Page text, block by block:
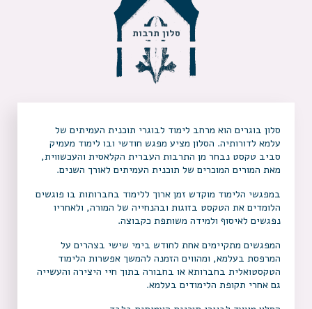
סלון תרבות
סלון בוגרים הוא מרחב לימוד לבוגרי תוכנית העמיתים של
עלמא לדורותיה. הסלון מציע מפגש חודשי ובו לימוד מעמיק
סביב טקסט נבחר מן התרבות העברית הקלאסית והעכשווית,
מאת המורים המוכרים של תוכנית העמיתים לאורך השנים.
במפגשי הלימוד מוקדש זמן ארוך ללימוד בחברותות בו פוגשים
הלומדים את הטקסט בזוגות ובהנחייה של המורה, ולאחריו
נפגשים לאיסוף ולמידה משותפת כקבוצה.
המפגשים מתקיימים אחת לחודש בימי שישי בצהרים על
המרפסת בעלמא, ומהווים הזמנה להמשך אפשרות הלימוד
הטקסטואלית בחברותא או בחבורה בתוך חיי היצירה והעשייה
גם אחרי תקופת הלימודים בעלמא.